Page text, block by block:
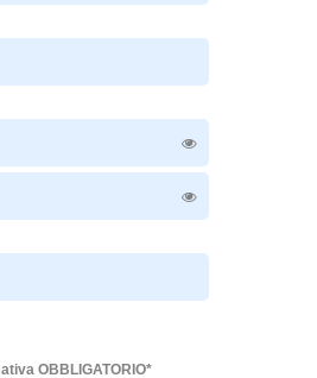
OBBLIGATORIO*